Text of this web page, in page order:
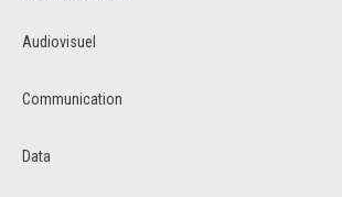
Audiovisuel
Communication
Data